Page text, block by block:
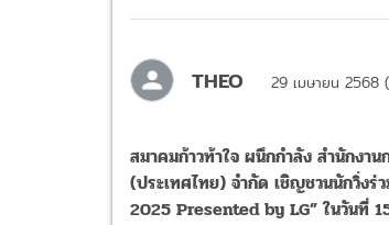
THEO 29 เมษายน 2568
สมาคมก้าวท้าใจ ผนึกกำลัง สำนักงา
(ประเทศไทย) จำกัด เชิญชวนนักวิ่ง
2025 Presented by LG” ในวันที่